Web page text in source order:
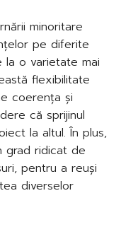
minoritare
pe diferite
o varietate mai
flexibilitate
coerența și
că sprijinul
la altul. În plus,
grad ridicat de
pentru a reuși
diverselor